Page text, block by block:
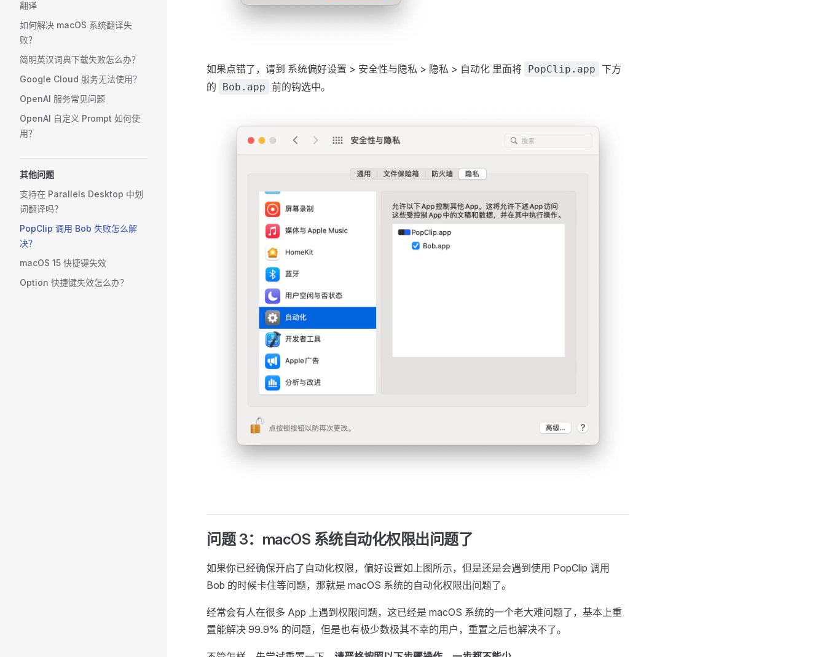
翻译
如何解决 macOS 系统翻译失
败？
简明英汉词典下载失败怎么办？
Google Cloud 服务无法使用？
OpenAI 服务常见问题
OpenAI 自定义 Prompt 如何使
用？
其他问题
支持在 Parallels Desktop 中划
词翻译吗？
PopClip 调用 Bob 失败怎么解
决？
macOS 15 快捷键失效
Option 快捷键失效怎么办？
如果点错了，请到 系统偏好设置 > 安全性与隐私 > 隐私 > 自动化 里面将 PopClip.app 下方
的
Bob.app 前的钩选中。
问题 3：macOS 系统自动化权限出问题了
如果你已经确保开启了自动化权限，偏好设置如上图所示，但是还是会遇到使用 PopClip 调用
Bob 的时候卡住等问题，那就是 macOS 系统的自动化权限出问题了。
经常会有人在很多 App 上遇到权限问题，这已经是 macOS 系统的一个老大难问题了，基本上重
置能解决 99.9% 的问题，但是也有极少数极其不幸的用户，重置之后也解决不了。